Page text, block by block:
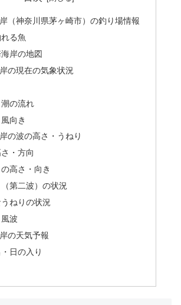
（神奈川県茅ヶ崎市）の釣り場情報
る魚
岸の地図
の現在の気象状況
の流れ
向き
の波の高さ・うねり
・方向
高さ・向き
第二波）の状況
ねりの状況
波
の天気予報
日の入り